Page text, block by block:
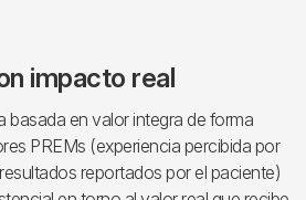
impacto real
basada en valor integra de forma
PREMs (experiencia percibida por
reportados por el paciente)